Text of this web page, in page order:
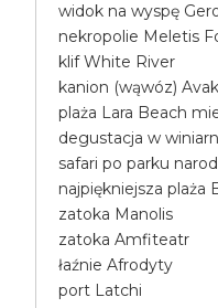
widok na wyspę
nekropolie Meletis
klif White River
kanion (wąwóz)
plaża Lara Beach
degustacja w
safari po parku
najpiękniejsza plaża
zatoka Manolis
zatoka Amfiteatr
łaźnie Afrodyty
port Latchi